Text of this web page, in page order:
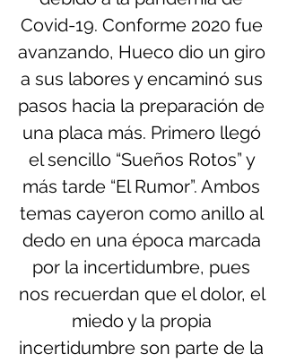
Covid-19. Conforme 2020 fue
avanzando, Hueco dio un giro
a sus labores y encaminó sus
pasos hacia la preparación de
una placa más. Primero llegó
el sencillo “Sueños Rotos” y
más tarde “El Rumor”. Ambos
temas cayeron como anillo al
dedo en una época marcada
por la incertidumbre, pues
nos recuerdan que el dolor, el
miedo y la propia
incertidumbre son parte de la